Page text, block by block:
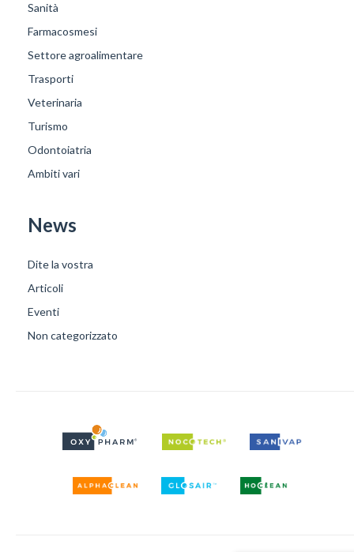
Sanità
Farmacosmesi
Settore agroalimentare
Trasporti
Veterinaria
Turismo
Odontoiatria
Ambiti vari
News
Dite la vostra
Articoli
Eventi
Non categorizzato